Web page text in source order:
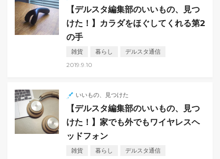
【デルスタ編集部のいいもの、見つ
けた！】カラダをほぐしてくれる第2
の手
雑貨 暮らし
デルスタ通信
2019.9.10
いいもの、見つけた
【デルスタ編集部のいいもの、見つ
けた！】家でも外でもワイヤレスヘ
ッドフォン
雑貨 暮らし
デルスタ通信